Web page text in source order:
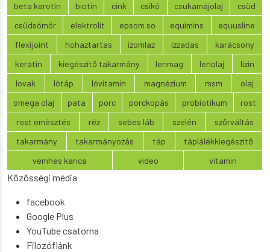
beta karotin biotin cink csikó csukamájolaj
csüd
csüdsömör
elektrolit epsom so equimins
equusline
flexijoint
hohaztartas izomlaz izzadas
karácsony
keratin
kiegészítő takarmány lenmag lenolaj
lizin
lovak
lótáp lóvitamin magnézium msm
olaj
omega olaj
pata porc porckopás probiotikum
rost
rost emésztés
réz sebes láb szelén
szőrváltás
takarmány
takarmányozás táp
táplálékkiegészítő
vemhes kanca
video vitamin
Közösségi média
facebook
Google Plus
YouTube csatorna
Filozófiánk